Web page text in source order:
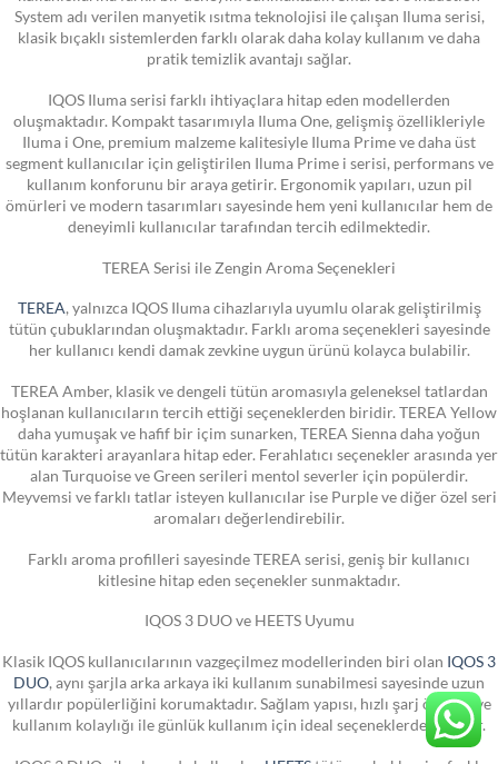
System adı verilen manyetik ısıtma teknolojisi ile çalışan Iluma serisi,
klasik bıçaklı sistemlerden farklı olarak daha kolay kullanım ve daha
pratik temizlik avantajı sağlar.
IQOS Iluma serisi farklı ihtiyaçlara hitap eden modellerden
oluşmaktadır. Kompakt tasarımıyla Iluma One, gelişmiş özellikleriyle
Iluma i One, premium malzeme kalitesiyle Iluma Prime ve daha üst
segment kullanıcılar için geliştirilen Iluma Prime i serisi, performans ve
kullanım konforunu bir araya getirir. Ergonomik yapıları, uzun pil
ömürleri ve modern tasarımları sayesinde hem yeni kullanıcılar hem de
deneyimli kullanıcılar tarafından tercih edilmektedir.
TEREA Serisi ile Zengin Aroma Seçenekleri
TEREA, yalnızca IQOS Iluma cihazlarıyla uyumlu olarak geliştirilmiş
tütün çubuklarından oluşmaktadır. Farklı aroma seçenekleri sayesinde
her kullanıcı kendi damak zevkine uygun ürünü kolayca bulabilir.
TEREA Amber, klasik ve dengeli tütün aromasıyla geleneksel tatlardan
hoşlanan kullanıcıların tercih ettiği seçeneklerden biridir. TEREA Yellow
daha yumuşak ve hafif bir içim sunarken, TEREA Sienna daha yoğun
tütün karakteri arayanlara hitap eder. Ferahlatıcı seçenekler arasında yer
alan Turquoise ve Green serileri mentol severler için popülerdir.
Meyvemsi ve farklı tatlar isteyen kullanıcılar ise Purple ve diğer özel seri
aromaları değerlendirebilir.
Farklı aroma profilleri sayesinde TEREA serisi, geniş bir kullanıcı
kitlesine hitap eden seçenekler sunmaktadır.
IQOS 3 DUO ve HEETS Uyumu
Klasik IQOS kullanıcılarının vazgeçilmez modellerinden biri olan IQOS 3
DUO, aynı şarjla arka arkaya iki kullanım sunabilmesi sayesinde uzun
yıllardır popülerliğini korumaktadır. Sağlam yapısı, hızlı şarj özelliği ve
kullanım kolaylığı ile günlük kullanım için ideal seçeneklerden biridir.